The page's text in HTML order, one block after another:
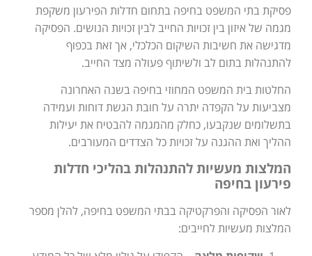
פסיקת בתי המשפט בחיפה בתחום חדלות הפירעון משקפת
מגמה של איזון בין זכויות החייב לבין זכויות הנושים. הפסיקה
מדגישה את חשיבות השיקום הכלכלי, אך זאת בכפוף
להתנהלות בתום לב ולשיתוף פעולה מצד החייב.
החלטות בית המשפט המחוזי בחיפה בשנה האחרונה
מצביעות על הקפדה יתרה על חובת הגשת דוחות ועמידה
בתשלומים שנקבעו, כחלק מהמגמה להבטיח את יעילות
ההליך ואת ההגנה על זכויות כל הצדדים המעורבים.
המלצות מעשיות להתנהלות בהליכי חדלות
פירעון בחיפה
לאור הפסיקה והפרקטיקה בבתי המשפט בחיפה, להלן מספר
המלצות מעשיות לחייבים: